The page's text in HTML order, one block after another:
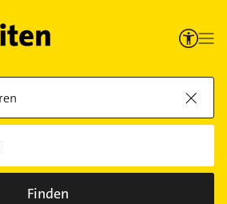
Finden